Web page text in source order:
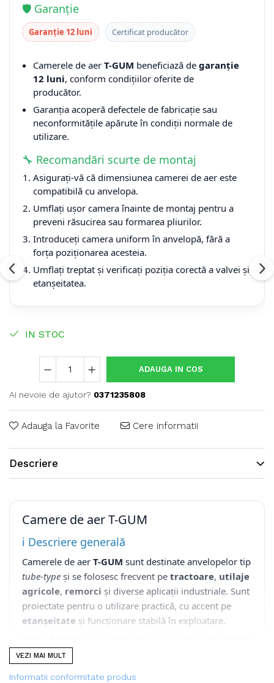
🛡️ Garanție
Garanție 12 luni Certificat producător
Camerele de aer T-GUM beneficiază de garanție
12 luni, conform condițiilor oferite de
producător.
Garanția acoperă defectele de fabricație sau
neconformitățile apărute în condiții normale de
utilizare.
🔧 Recomandări scurte de montaj
Asigurați-vă că dimensiunea camerei de aer este
compatibilă cu anvelopa.
Umflați ușor camera înainte de montaj pentru a
preveni răsucirea sau formarea pliurilor.
Introduceți camera uniform în anvelopă, fără a
forța poziționarea acesteia.
Umflați treptat și verificați poziția corectă a valvei și
etanșeitatea.
IN STOC
ADAUGA IN COS
Ai nevoie de ajutor? 0371235808
Adauga la Favorite Cere informatii
Descriere
Camere de aer T-GUM
ℹ️ Descriere generală
Camerele de aer T-GUM sunt destinate anvelopelor tip
tube-type și se folosesc frecvent pe tractoare, utilaje
agricole, remorci și diverse aplicații industriale. Sunt
proiectate pentru o utilizare practică, cu accent pe
etanșeitate și funcționare stabilă în exploatare.
valve utilizate în agricultură, fiind o soluție potrivită
VEZI MAI MULT
Informatii conformitate produs